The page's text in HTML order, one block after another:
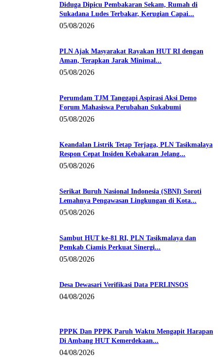
Diduga Dipicu Pembakaran Sekam, Rumah di
Sukadana Ludes Terbakar, Kerugian Capai...
05/08/2026
PLN Ajak Masyarakat Rayakan HUT RI dengan
Aman, Terapkan Jarak Minimal...
05/08/2026
Perumdam TJM Tanggapi Aspirasi Aksi Demo
Forum Mahasiswa Perubahan Sukabumi
05/08/2026
Keandalan Listrik Tetap Terjaga, PLN Tasikmalaya
Respon Cepat Insiden Kebakaran Jelang...
05/08/2026
Serikat Buruh Nasional Indonesia (SBNI) Soroti
Lemahnya Pengawasan Lingkungan di Kota...
05/08/2026
Sambut HUT ke-81 RI, PLN Tasikmalaya dan
Pemkab Ciamis Perkuat Sinergi...
05/08/2026
Desa Dewasari Verifikasi Data PERLINSOS
04/08/2026
PPPK Dan PPPK Paruh Waktu Mengapit Harapan
Di Ambang HUT Kemerdekaan...
04/08/2026